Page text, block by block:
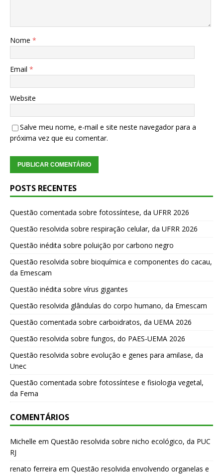
Nome *
Email *
Website
Salve meu nome, e-mail e site neste navegador para a
próxima vez que eu comentar.
POSTS RECENTES
Questão comentada sobre fotossíntese, da UFRR 2026
Questão resolvida sobre respiração celular, da UFRR 2026
Questão inédita sobre poluição por carbono negro
Questão resolvida sobre bioquímica e componentes do cacau,
da Emescam
Questão inédita sobre vírus gigantes
Questão resolvida glândulas do corpo humano, da Emescam
Questão comentada sobre carboidratos, da UEMA 2026
Questão resolvida sobre fungos, do PAES-UEMA 2026
Questão resolvida sobre evolução e genes para amilase, da
Unec
Questão comentada sobre fotossíntese e fisiologia vegetal,
da Fema
COMENTÁRIOS
Michelle em Questão resolvida sobre nicho ecológico, da PUC
RJ
renato ferreira em Questão resolvida envolvendo organelas e